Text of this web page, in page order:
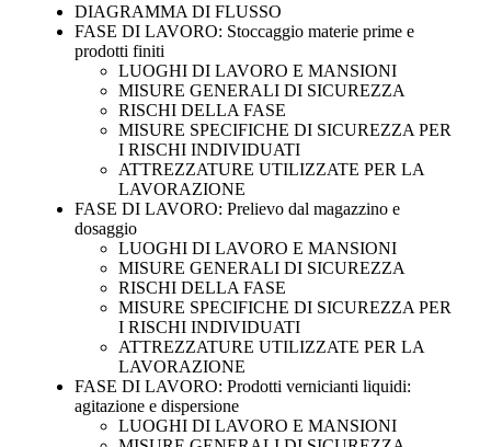
DIAGRAMMA DI FLUSSO
FASE DI LAVORO: Stoccaggio materie prime e
prodotti finiti
LUOGHI DI LAVORO E MANSIONI
MISURE GENERALI DI SICUREZZA
RISCHI DELLA FASE
MISURE SPECIFICHE DI SICUREZZA PER
I RISCHI INDIVIDUATI
ATTREZZATURE UTILIZZATE PER LA
LAVORAZIONE
FASE DI LAVORO: Prelievo dal magazzino e
dosaggio
LUOGHI DI LAVORO E MANSIONI
MISURE GENERALI DI SICUREZZA
RISCHI DELLA FASE
MISURE SPECIFICHE DI SICUREZZA PER
I RISCHI INDIVIDUATI
ATTREZZATURE UTILIZZATE PER LA
LAVORAZIONE
FASE DI LAVORO: Prodotti vernicianti liquidi:
agitazione e dispersione
LUOGHI DI LAVORO E MANSIONI